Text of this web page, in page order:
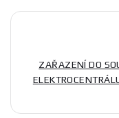
ZAŘAZENÍ DO